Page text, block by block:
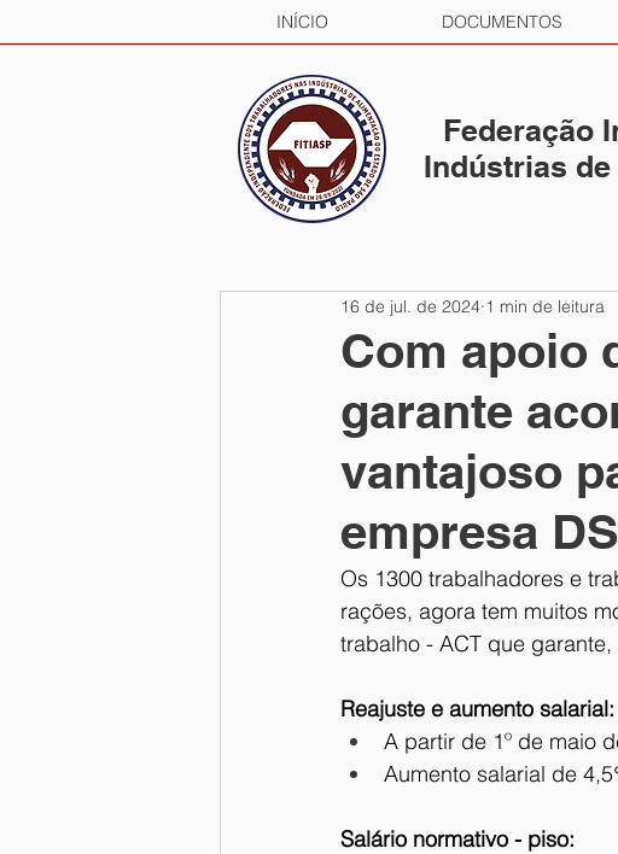
INÍCIO DOCUMENTOS
Federação
Indústrias
Com apoio
garante
vantajoso
empresa
16 de jul. de 2024 1 min de leitura
Os 1300 trabalhadores e
rações, agora tem muitos
trabalho - ACT que
Reajuste e aumento salarial:
A partir de 1º de maio
Aumento salarial de
Salário normativo - piso: